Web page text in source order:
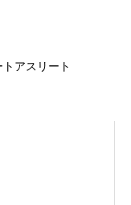
アスリート